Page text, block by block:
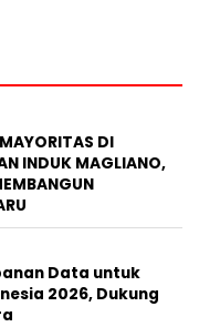
DI
INDUK MAGLIANO,
Data untuk
2026, Dukung